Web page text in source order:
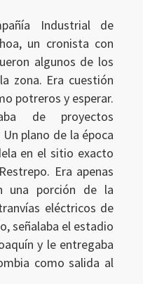
Industrial de
un cronista con
algunos de los
zona. Era cuestión
potreros y esperar.
de proyectos
plano de la época
en el sitio exacto
Era apenas
una porción de la
eléctricos de
señalaba el estadio
y le entregaba
como salida al